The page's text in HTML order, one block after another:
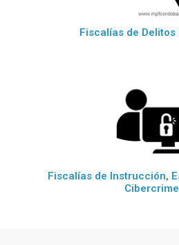
Fiscalías de Delitos
Fiscalías de Instrucción,